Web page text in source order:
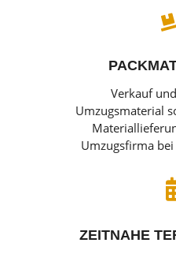
Verkauf
Umzugsmaterial
Umzugsfirma
ZEITNAHE